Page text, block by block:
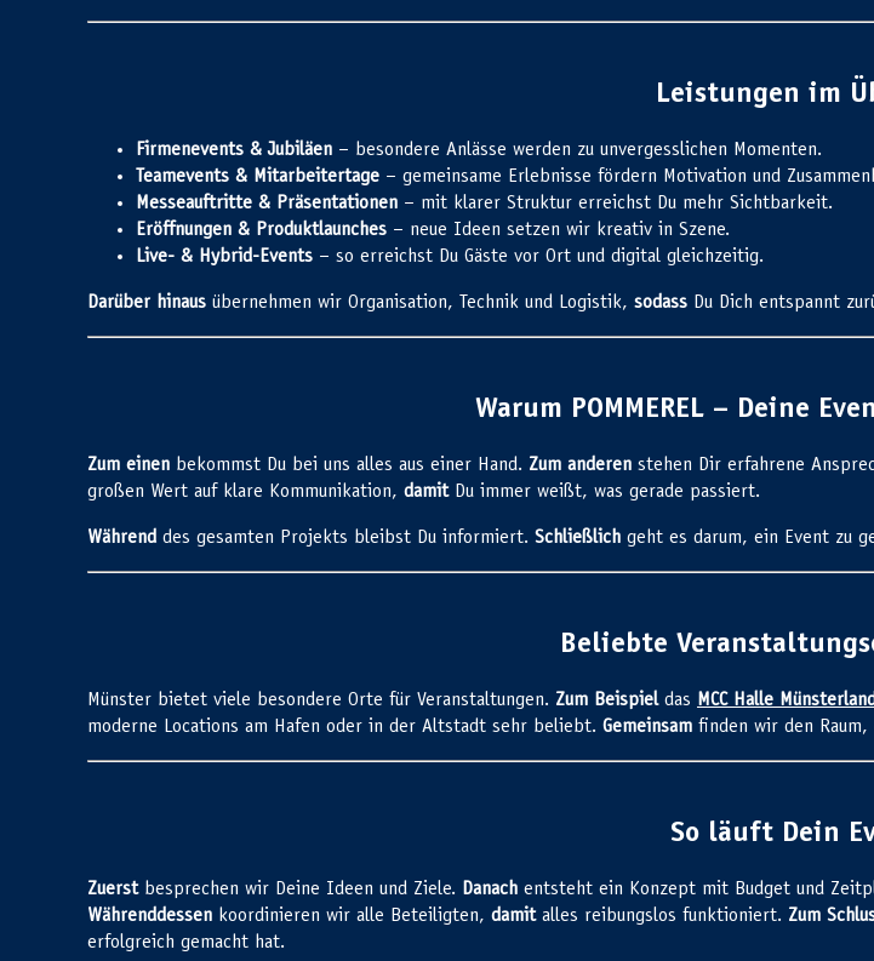
Leistungen im
Firmenevents & Jubiläen – besondere Anlässe werden zu unvergesslichen Momenten.
Teamevents & Mitarbeitertage – gemeinsame Erlebnisse fördern Motivation und
Messeauftritte & Präsentationen – mit klarer Struktur erreichst Du mehr Sichtbarkeit.
Eröffnungen & Produktlaunches – neue Ideen setzen wir kreativ in Szene.
Live- & Hybrid-Events – so erreichst Du Gäste vor Ort und digital gleichzeitig.
Darüber hinaus übernehmen wir Organisation, Technik und Logistik, sodass Du Dich entspannt
Warum POMMEREL – Deine
Zum einen bekommst Du bei uns alles aus einer Hand. Zum anderen stehen Dir erfahrene
großen Wert auf klare Kommunikation, damitDu immer weißt, was gerade passiert.
Während des gesamten Projekts bleibst Du informiert. Schließlich geht es darum, ein Event zu
Beliebte
Münster bietet viele besondere Orte für Veranstaltungen. Zum Beispieldas MCC Halle
moderne Locations am Hafen oder in der Altstadt sehr beliebt. Gemeinsam finden wir den
So läuft Dein
Zuerstbesprechen wir Deine Ideen und Ziele. Danach entsteht ein Konzept mit Budget und
Währenddessen koordinieren wir alle Beteiligten, damitalles reibungslos funktioniert. Zum
erfolgreich gemacht hat.